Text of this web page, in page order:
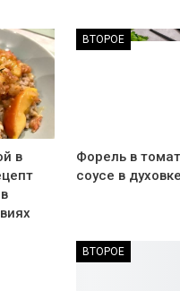
в
ВТОРОЕ
Форель в
соусе в духовке
ВТОРОЕ